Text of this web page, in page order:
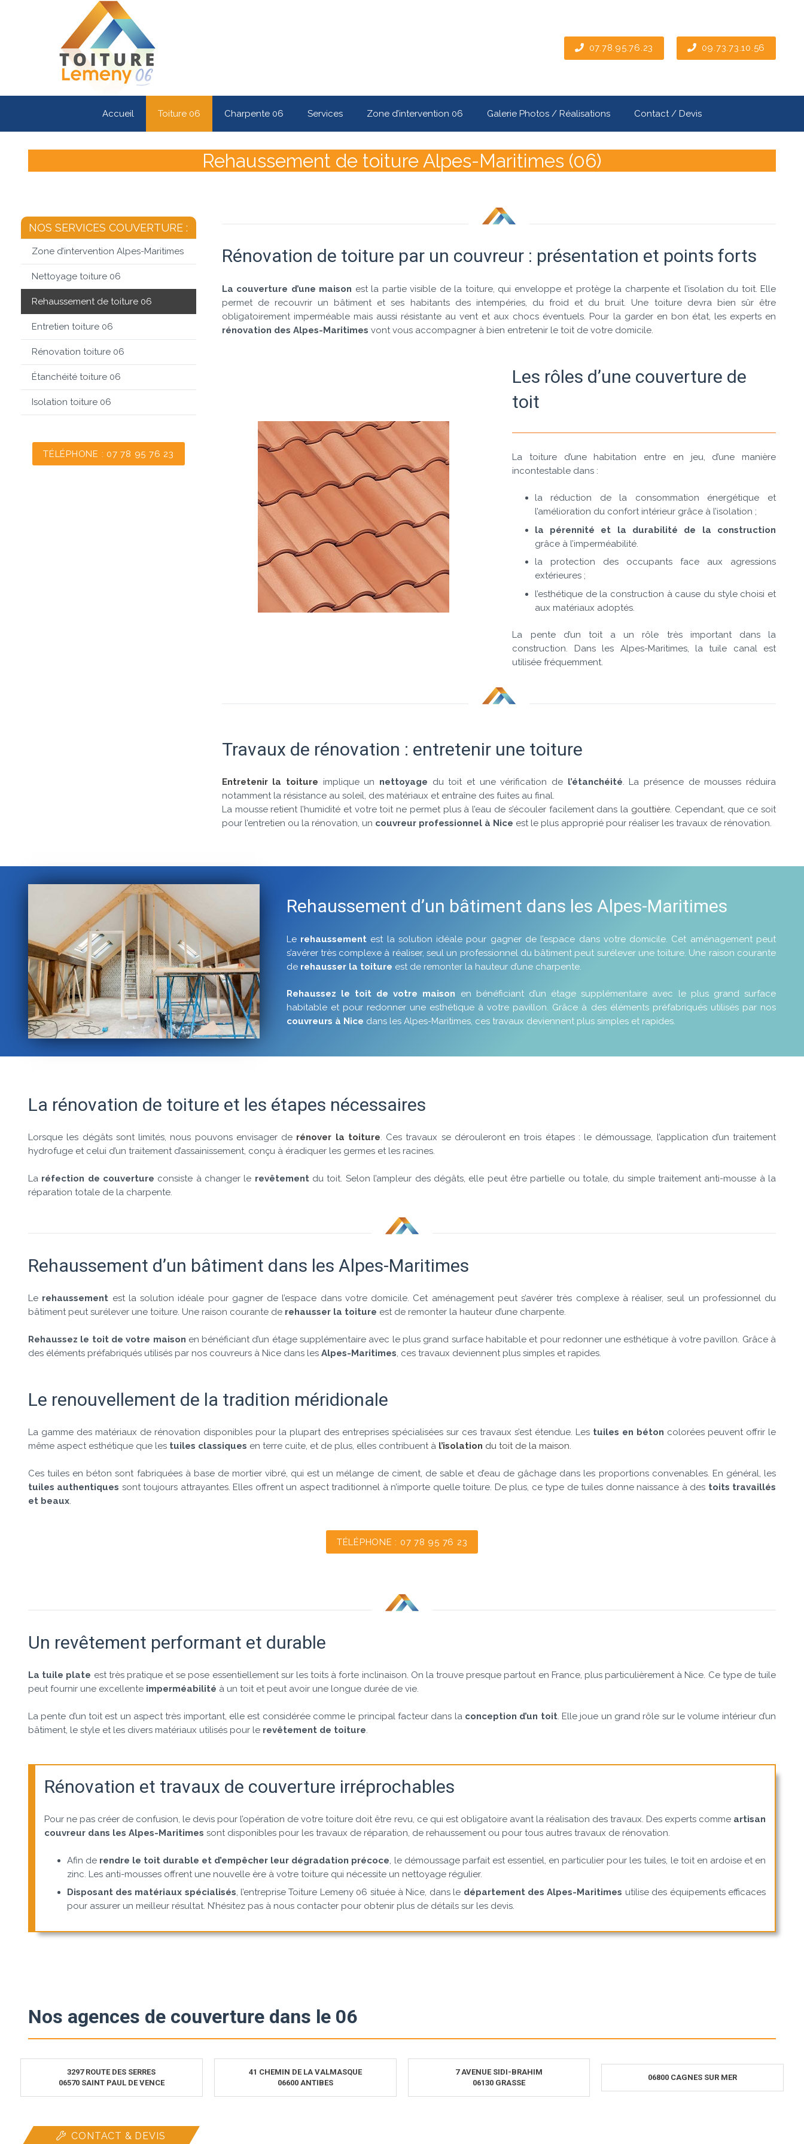
07.78.95.76.23 09.73.73.10.56
Accueil Toiture 06 Charpente 06 Services Zone d’intervention 06 Galerie Photos / Réalisations Contact / Devis
Rehaussement de toiture Alpes-Maritimes (06)
NOS SERVICES COUVERTURE :
Zone d’intervention Alpes-Maritimes
Nettoyage toiture 06
Rehaussement de toiture 06
Entretien toiture 06
Rénovation toiture 06
Étanchéité toiture 06
Isolation toiture 06
TÉLÉPHONE : 07 78 95 76 23
Rénovation de toiture par un couvreur : présentation et points forts
La couverture d’une maison est la partie visible de la toiture, qui enveloppe et protège la charpente et l’isolation du toit. Elle
permet de recouvrir un bâtiment et ses habitants des intempéries, du froid et du bruit. Une toiture devra bien sûr être
obligatoirement imperméable mais aussi résistante au vent et aux chocs éventuels. Pour la garder en bon état, les experts en
rénovation des Alpes-Maritimes vont vous accompagner à bien entretenir le toit de votre domicile.
Les rôles d’une couverture de
toit
La toiture d’une habitation entre en jeu, d’une manière
incontestable dans :
la réduction de la consommation énergétique et
l’amélioration du confort intérieur grâce à l’isolation ;
la pérennité et la durabilité de la construction
grâce à l’imperméabilité.
la protection des occupants face aux agressions
extérieures ;
l’esthétique de la construction à cause du style choisi et
aux matériaux adoptés.
La pente d’un toit a un rôle très important dans la
construction. Dans les Alpes-Maritimes, la tuile canal est
utilisée fréquemment.
Travaux de rénovation : entretenir une toiture
Entretenir la toiture implique un nettoyage du toit et une vérification de l’étanchéité. La présence de mousses réduira
notamment la résistance au soleil, des matériaux et entraîne des fuites au final.
La mousse retient l’humidité et votre toit ne permet plus à l’eau de s’écouler facilement dans la gouttière. Cependant, que ce soit
pour l’entretien ou la rénovation, un couvreur professionnel à Nice est le plus approprié pour réaliser les travaux de rénovation.
Rehaussement d’un bâtiment dans les Alpes-Maritimes
Le rehaussementest la solution idéale pour gagner de l’espace dans votre domicile. Cet aménagement peut
s’avérer très complexe à réaliser, seul un professionnel du bâtiment peut surélever une toiture. Une raison courante
de rehausser la toiture est de remonter la hauteur d’une charpente.
Rehaussez le toit de votre maison en bénéficiant d’un étage supplémentaire avec le plus grand surface
habitable et pour redonner une esthétique à votre pavillon. Grâce à des éléments préfabriqués utilisés par nos
couvreurs à Nice dans les Alpes-Maritimes, ces travaux deviennent plus simples et rapides.
La rénovation de toiture et les étapes nécessaires
Lorsque les dégâts sont limités, nous pouvons envisager de rénover la toiture. Ces travaux se dérouleront en trois étapes : le démoussage, l’application d’un traitement
hydrofuge et celui d’un traitement d’assainissement, conçu à éradiquer les germes et les racines.
La réfection de couverture consiste à changer le revêtementdu toit. Selon l’ampleur des dégâts, elle peut être partielle ou totale, du simple traitement anti-mousse à la
réparation totale de la charpente.
Rehaussement d’un bâtiment dans les Alpes-Maritimes
Le rehaussement est la solution idéale pour gagner de l’espace dans votre domicile. Cet aménagement peut s’avérer très complexe à réaliser, seul un professionnel du
bâtiment peut surélever une toiture. Une raison courante de rehausser la toiture est de remonter la hauteur d’une charpente.
Rehaussez le toit de votre maison en bénéficiant d’un étage supplémentaire avec le plus grand surface habitable et pour redonner une esthétique à votre pavillon. Grâce à
des éléments préfabriqués utilisés par nos couvreurs à Nice dans les Alpes-Maritimes, ces travaux deviennent plus simples et rapides.
Le renouvellement de la tradition méridionale
La gamme des matériaux de rénovation disponibles pour la plupart des entreprises spécialisées sur ces travaux s’est étendue. Les tuiles en béton colorées peuvent offrir le
même aspect esthétique que les tuiles classiques en terre cuite, et de plus, elles contribuent à l’isolation du toit de la maison.
Ces tuiles en béton sont fabriquées à base de mortier vibré, qui est un mélange de ciment, de sable et d’eau de gâchage dans les proportions convenables. En général, les
tuiles authentiques sont toujours attrayantes. Elles offrent un aspect traditionnel à n’importe quelle toiture. De plus, ce type de tuiles donne naissance à des toits travaillés
et beaux.
TÉLÉPHONE : 07 78 95 76 23
Un revêtement performant et durable
La tuile plate est très pratique et se pose essentiellement sur les toits à forte inclinaison. On la trouve presque partout en France, plus particulièrement à Nice. Ce type de tuile
peut fournir une excellente imperméabilité à un toit et peut avoir une longue durée de vie.
La pente d’un toit est un aspect très important, elle est considérée comme le principal facteur dans la conception d’un toit. Elle joue un grand rôle sur le volume intérieur d’un
bâtiment, le style et les divers matériaux utilisés pour le revêtement de toiture.
Rénovation et travaux de couverture irréprochables
Pour ne pas créer de confusion, le devis pour l’opération de votre toiture doit être revu, ce qui est obligatoire avant la réalisation des travaux. Des experts comme artisan
couvreur dans les Alpes-Maritimes sont disponibles pour les travaux de réparation, de rehaussement ou pour tous autres travaux de rénovation.
Afin derendre le toit durable et d’empêcher leur dégradation précoce, le démoussage parfait est essentiel, en particulier pour les tuiles, le toit en ardoise et en
zinc. Les anti-mousses offrent une nouvelle ère à votre toiture qui nécessite un nettoyage régulier.
Disposant des matériaux spécialisés, l’entreprise Toiture Lemeny 06 située à Nice, dans le département des Alpes-Maritimes utilise des équipements efficaces
pour assurer un meilleur résultat. N’hésitez pas à nous contacter pour obtenir plus de détails sur les devis.
Nos agences de couverture dans le 06
3297 ROUTE DES SERRES
06570 SAINT PAUL DE VENCE
41 CHEMIN DE LA VALMASQUE
06600 ANTIBES
7 AVENUE SIDI-BRAHIM
06130 GRASSE
06800 CAGNES SUR MER
CONTACT & DEVIS